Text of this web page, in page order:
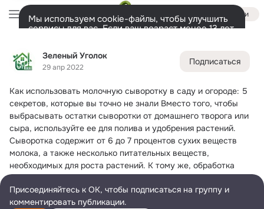
Зеленый Уголок
29 апр 2022
Подписаться
Как использовать молочную сыворотку в саду и огороде: 5
секретов, которые вы точно не знали Вместо того, чтобы
выбрасывать остатки сыворотки от домашнего творога или
сыра, используйте ее для полива и удобрения растений.
Сыворотка содержит от 6 до 7 процентов сухих веществ
молока, а также несколько питательных веществ,
необходимых для роста растений. К тому же, обработка
сывороткой помогает защитить виноград от оидиума и
мучнистой росы. Обо всем подробнее
Сыворотка — это мутная желтоватая жидкость, которая
Войти
Мы используем cookie-файлы, чтобы улучшить
сервисы для вас. Если ваш возраст менее 13 лет,
Разрешить все
Лента Участники Подарки
Дополнительная
колонка
Всё2 328 Обсуждаемые
Присоединяйтесь к ОК, чтобы подписаться на группу и
комментировать публикации.